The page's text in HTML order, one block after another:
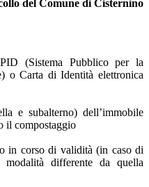
del Comune di Cisternino
(Sistema Pubblico per la
o Carta di Identità elettronica
e subalterno) dell’immobile
il compostaggio
in corso di validità (in caso di
differente da quella